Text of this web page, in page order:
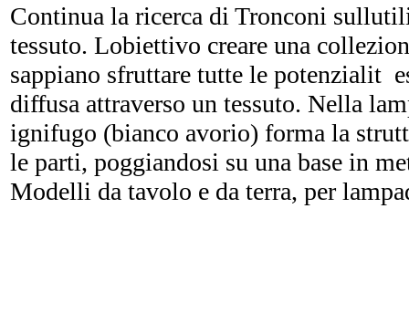
Continua la ricerca di Tronconi
tessuto. Lobiettivo creare una
sappiano sfruttare tutte le potenzialit
diffusa attraverso un tessuto. Nella
ignifugo (bianco avorio) forma la
le parti, poggiandosi su una base in
Modelli da tavolo e da terra, per